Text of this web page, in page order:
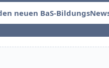
neuen BaS-